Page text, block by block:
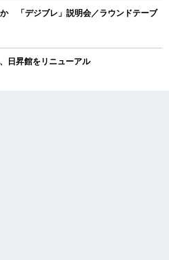
「デジブレ」説明会／ラウンドテーブ
日昇館をリニューアル